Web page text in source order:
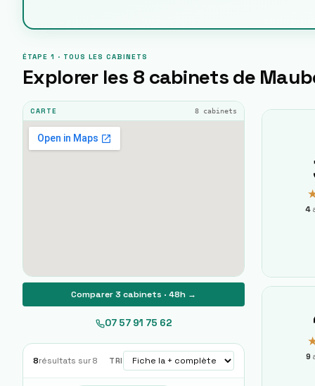
ÉTAPE 1 · TOUS LES CABINETS
Explorer les 8 cabinets de
CARTE 8 cabinets
Comparer 3 cabinets · 48h →
07 57 91 75 62
8résultats sur 8 TRI
4
9